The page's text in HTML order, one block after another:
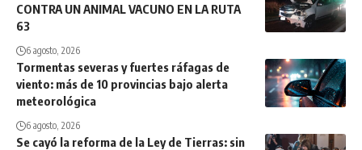
CONTRA UN ANIMAL VACUNO EN LA RUTA
63
6 agosto, 2026
Tormentas severas y fuertes ráfagas de
viento: más de 10 provincias bajo alerta
meteorológica
6 agosto, 2026
Se cayó la reforma de la Ley de Tierras: sin